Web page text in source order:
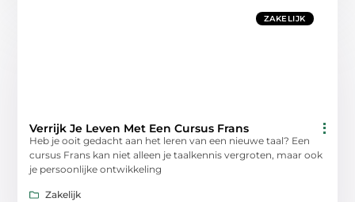
ZAKELIJK
Verrijk Je Leven Met Een Cursus Frans
Heb je ooit gedacht aan het leren van een nieuwe taal? Een
cursus Frans kan niet alleen je taalkennis vergroten, maar ook
je persoonlijke ontwikkeling
Zakelijk